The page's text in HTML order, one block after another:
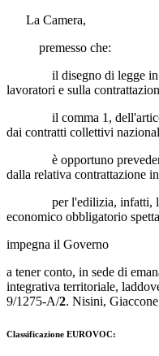
La Camera,
premesso che:
il disegno di legge in
lavoratori e sulla
il comma 1, dell'articolo 1,
dai contratti collettivi
è opportuno prevedere il
dalla relativa contrattazione
per l'edilizia, infatti, la
economico obbligatorio
impegna il Governo
a tener conto, in sede di
integrativa territoriale,
9/1275-A/2. Nisini, Giaccone
Classificazione EUROVOC: